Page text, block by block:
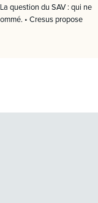
question du SAV : qui ne
• Cresus propose